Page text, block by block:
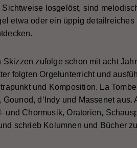
losgelöst, sind
etwa oder ein üppig
zufolge schon mit acht
folgten Orgelunterricht und
und Komposition. La
d‘Indy und Massenet aus.
und Chormusik, Oratorien,
schrieb Kolumnen und Bücher